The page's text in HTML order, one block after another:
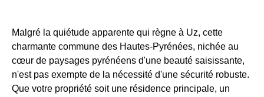
Malgré la quiétude apparente qui règne à Uz, cette
charmante commune des Hautes-Pyrénées, nichée au
cœur de paysages pyrénéens d'une beauté saisissante,
n'est pas exempte de la nécessité d'une sécurité robuste.
Que votre propriété soit une résidence principale, un